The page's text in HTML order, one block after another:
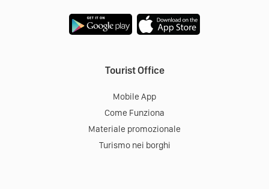
Tourist Office
Mobile App
Come Funziona
Materiale promozionale
Turismo nei borghi